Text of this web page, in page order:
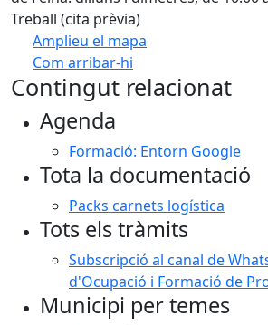
Treball (cita prèvia)
Amplieu el mapa
Com arribar-hi
+
−
Contingut relacionat
Agenda
Formació: Entorn Google
Tota la documentació
Packs carnets logística
Tots els tràmits
Subscripció al canal de
d'Ocupació i Formació de
Municipi per temes